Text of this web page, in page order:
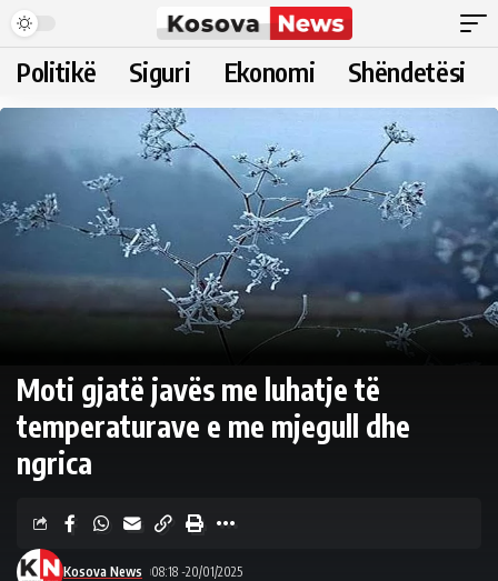
Politikë Siguri Ekonomi Shëndetësi
Moti gjatë javës me luhatje të
temperaturave e me mjegull dhe
ngrica
Kosova News 08:18 -20/01/2025